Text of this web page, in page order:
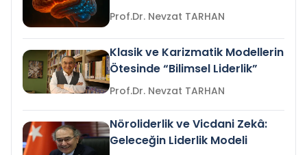
Prof.Dr. Nevzat TARHAN
Klasik ve Karizmatik Modellerin
Ötesinde “Bilimsel Liderlik”
Prof.Dr. Nevzat TARHAN
Nöroliderlik ve Vicdani Zekâ:
Geleceğin Liderlik Modeli